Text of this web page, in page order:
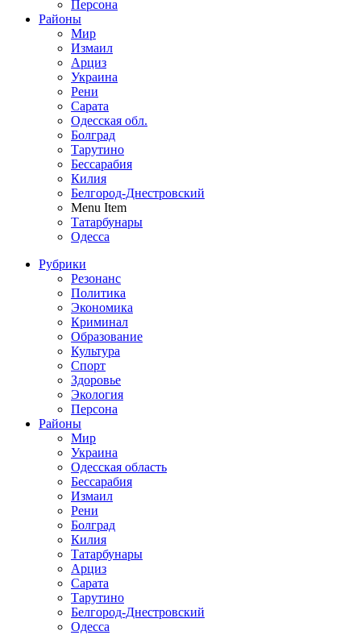
Персона
Районы
Мир
Измаил
Арциз
Украина
Рени
Сарата
Одесская обл.
Болград
Тарутино
Бессарабия
Килия
Белгород-Днестровский
Menu Item
Татарбунары
Одесса
Рубрики
Резонанс
Политика
Экономика
Криминал
Образование
Культура
Спорт
Здоровье
Экология
Персона
Районы
Мир
Украина
Одесская область
Бессарабия
Измаил
Рени
Болград
Килия
Татарбунары
Арциз
Сарата
Тарутино
Белгород-Днестровский
Одесса